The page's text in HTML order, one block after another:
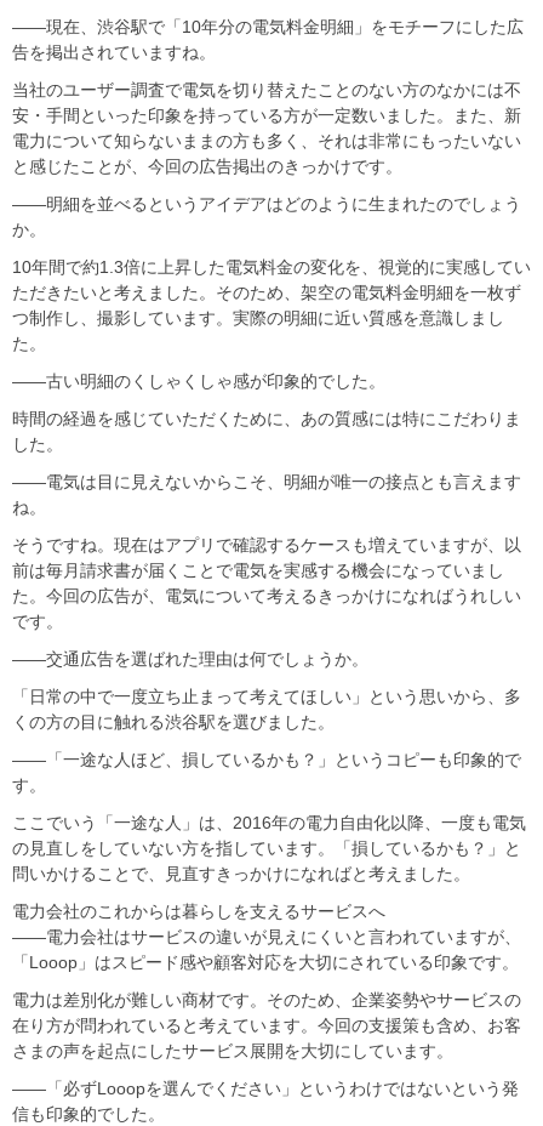
――現在、渋谷駅で「10年分の電気料金明細」をモチーフにした広
告を掲出されていますね。
当社のユーザー調査で電気を切り替えたことのない方のなかには不
安・手間といった印象を持っている方が一定数いました。また、新
電力について知らないままの方も多く、それは非常にもったいない
と感じたことが、今回の広告掲出のきっかけです。
――明細を並べるというアイデアはどのように生まれたのでしょう
か。
10年間で約1.3倍に上昇した電気料金の変化を、視覚的に実感してい
ただきたいと考えました。そのため、架空の電気料金明細を一枚ず
つ制作し、撮影しています。実際の明細に近い質感を意識しまし
た。
――古い明細のくしゃくしゃ感が印象的でした。
時間の経過を感じていただくために、あの質感には特にこだわりま
した。
――電気は目に見えないからこそ、明細が唯一の接点とも言えます
ね。
そうですね。現在はアプリで確認するケースも増えていますが、以
前は毎月請求書が届くことで電気を実感する機会になっていまし
た。今回の広告が、電気について考えるきっかけになればうれしい
です。
――交通広告を選ばれた理由は何でしょうか。
「日常の中で一度立ち止まって考えてほしい」という思いから、多
くの方の目に触れる渋谷駅を選びました。
――「一途な人ほど、損しているかも？」というコピーも印象的で
す。
ここでいう「一途な人」は、2016年の電力自由化以降、一度も電気
の見直しをしていない方を指しています。「損しているかも？」と
問いかけることで、見直すきっかけになればと考えました。
電力会社のこれからは暮らしを支えるサービスへ
――電力会社はサービスの違いが見えにくいと言われていますが、
「Looop」はスピード感や顧客対応を大切にされている印象です。
電力は差別化が難しい商材です。そのため、企業姿勢やサービスの
在り方が問われていると考えています。今回の支援策も含め、お客
さまの声を起点にしたサービス展開を大切にしています。
――「必ずLooopを選んでください」というわけではないという発
信も印象的でした。